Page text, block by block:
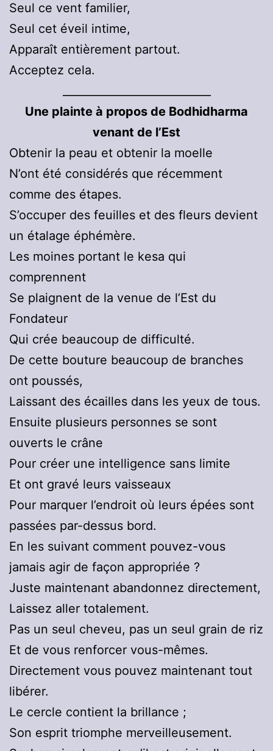
Seul ce vent familier,
Seul cet éveil intime,
Apparaît entièrement partout.
Acceptez cela.
Une plainte à propos de Bodhidharma
venant de l’Est
Obtenir la peau et obtenir la moelle
N’ont été considérés que récemment
comme des étapes.
S’occuper des feuilles et des fleurs devient
un étalage éphémère.
Les moines portant le kesa qui
comprennent
Se plaignent de la venue de l’Est du
Fondateur
Qui crée beaucoup de difficulté.
De cette bouture beaucoup de branches
ont poussés,
Laissant des écailles dans les yeux de tous.
Ensuite plusieurs personnes se sont
ouverts le crâne
Pour créer une intelligence sans limite
Et ont gravé leurs vaisseaux
Pour marquer l’endroit où leurs épées sont
passées par-dessus bord.
En les suivant comment pouvez-vous
jamais agir de façon appropriée ?
Juste maintenant abandonnez directement,
Laissez aller totalement.
Pas un seul cheveu, pas un seul grain de riz
Et de vous renforcer vous-mêmes.
Directement vous pouvez maintenant tout
libérer.
Le cercle contient la brillance ;
Son esprit triomphe merveilleusement.